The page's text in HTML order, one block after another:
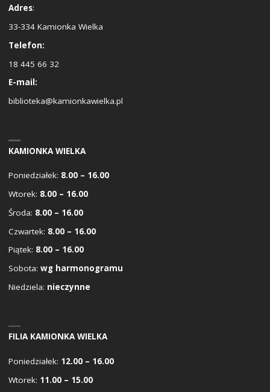
Adres:
33-334 Kamionka Wielka
Telefon:
18 445 66 32
E-mail:
biblioteka@kamionkawielka.pl
KAMIONKA WIELKA
Poniedziałek: 8.00 – 16.00
Wtorek: 8.00 – 16.00
Środa: 8.00 – 16.00
Czwartek: 8.00 – 16.00
Piątek: 8.00 – 16.00
Sobota: wg harmonogramu
Niedziela: nieczynne
FILIA KAMIONKA WIELKA
Poniedziałek: 12.00 – 16.00
Wtorek: 11.00 – 15.00